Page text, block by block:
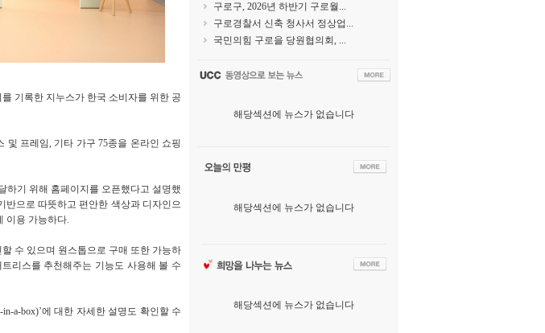
기록한 지누스가 한국 소비자를 위한 공
및 프레임, 기타 가구 75종을 온라인 쇼핑
하기 위해 홈페이지를 오픈했다고 설명했
반으로 따뜻하고 편안한 색상과 디자인으
이용 가능하다.
수 있으며 원스톱으로 구매 또한 가능하
리스를 추천해주는 기능도 사용해 볼 수
a-box)’에 대한 자세한 설명도 확인할 수
구로구, 2026년 하반기 구로월...
구로경찰서 신축 청사서 정상업...
국민의힘 구로을 당원협의회, ...
해당섹션에 뉴스가 없습니다
해당섹션에 뉴스가 없습니다
해당섹션에 뉴스가 없습니다